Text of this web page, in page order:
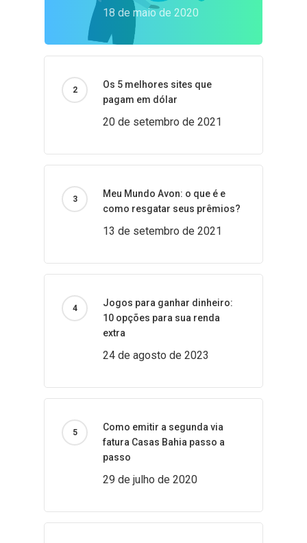
18 de maio de 2020
Os 5 melhores sites que
pagam em dólar
20 de setembro de 2021
Meu Mundo Avon: o que é e
como resgatar seus prêmios?
13 de setembro de 2021
Jogos para ganhar dinheiro:
10 opções para sua renda
extra
24 de agosto de 2023
Como emitir a segunda via
fatura Casas Bahia passo a
passo
29 de julho de 2020